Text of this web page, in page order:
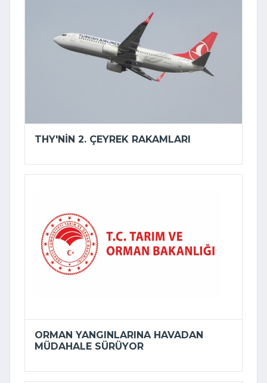
THY'NIN 2. ÇEYREK RAKAMLARI
ORMAN YANGINLARINA HAVADAN
MÜDAHALE SÜRÜYOR